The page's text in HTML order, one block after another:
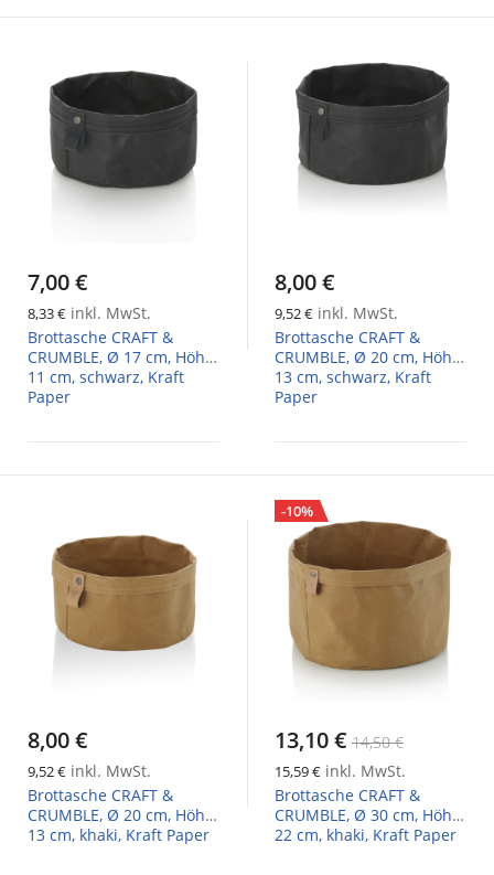
7,00 €
8,33 € inkl. MwSt.
Brottasche CRAFT &
CRUMBLE, Ø 17 cm, Höhe
11 cm, schwarz, Kraft
Paper
8,00 €
9,52 € inkl. MwSt.
Brottasche CRAFT &
CRUMBLE, Ø 20 cm, Höhe
13 cm, schwarz, Kraft
Paper
8,00 €
9,52 € inkl. MwSt.
Brottasche CRAFT &
CRUMBLE, Ø 20 cm, Höhe
13 cm, khaki, Kraft Paper
-10%
13,10 € 14,50 €
15,59 € inkl. MwSt.
Brottasche CRAFT &
CRUMBLE, Ø 30 cm, Höhe
22 cm, khaki, Kraft Paper